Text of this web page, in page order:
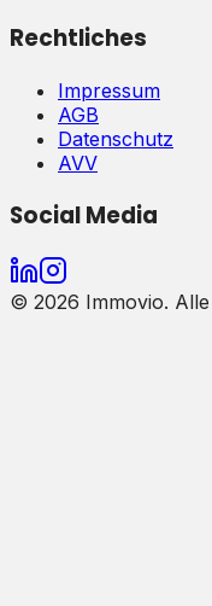
Rechtliches
Impressum
AGB
Datenschutz
AVV
Social Media
© 2026 Immovio.